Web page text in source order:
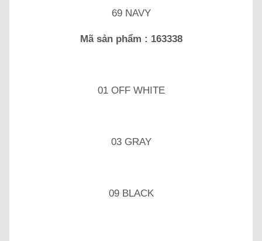
69 NAVY
Mã sản phẩm : 163338
01 OFF WHITE
03 GRAY
09 BLACK